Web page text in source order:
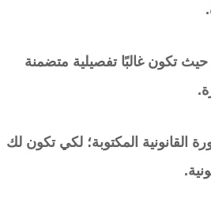
حيث تكون غالبًا تفصيلية متضمنة
المكتوبة؛ لكي تكون لك